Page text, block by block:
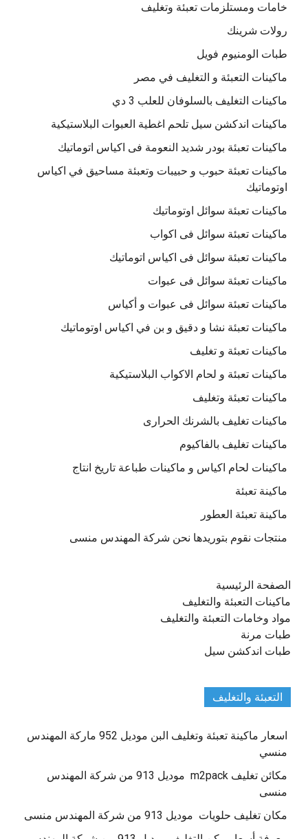
خامات ومستلزمات تعبئة وتغليف
رولات شرينك
طبات الومنيوم فويل
ماكينات التعبئة و التغليف في مصر
ماكينات التغليف بالسلوفان للعلب 3 دي
ماكينات اندكشن سيل تلحم اغطية العبوات البلاستيكية
ماكينات تعبئة بودر شديد النعومة فى اكياس اتوماتيك
ماكينات تعبئة حبوب و حبيبات وتعبئة مساحيق في اكياس
اوتوماتيك
ماكينات تعبئة سوائل اوتوماتيك
ماكينات تعبئة سوائل فى اكواب
ماكينات تعبئة سوائل فى اكياس اتوماتيك
ماكينات تعبئة سوائل فى عبوات
ماكينات تعبئة سوائل فى عبوات و أكياس
ماكينات تعبئة نشا و دقيق و بن في اكياس اوتوماتيك
ماكينات تعبئة و تغليف
ماكينات تعبئة و لحام الاكواب البلاستيكية
ماكينات تعبئة وتغليف
ماكينات تغليف بالشرنك الحرارى
ماكينات تغليف بالفاكيوم
ماكينات لحام اكياس و ماكينات طباعة تاريخ انتاج
ماكينة تعبئة
ماكينة تعبئة العطور
منتجات نقوم بتوريدها نحن شركة المهندس منسى
الصفحة الرئيسية
ماكينات التعبئة والتغليف
مواد وخامات التعبئة والتغليف
طبات مرنة
طبات اندكشن سيل
التعبئة والتغليف
اسعار ماكينة تعبئة وتغليف البن موديل 952 ماركة المهندس
منسي
مكائن تغليف m2pack موديل 913 من شركة المهندس
منسى
مكان تغليف حلويات موديل 913 من شركة المهندس منسى